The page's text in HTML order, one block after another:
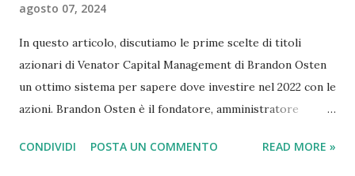
agosto 07, 2024
In questo articolo, discutiamo le prime scelte di titoli
azionari di Venator Capital Management di Brandon Osten
un ottimo sistema per sapere dove investire nel 2022 con le
azioni. Brandon Osten è il fondatore, amministratore
Management , una società di consulenza sugli investimenti e
CONDIVIDI POSTA UN COMMENTO READ MORE »